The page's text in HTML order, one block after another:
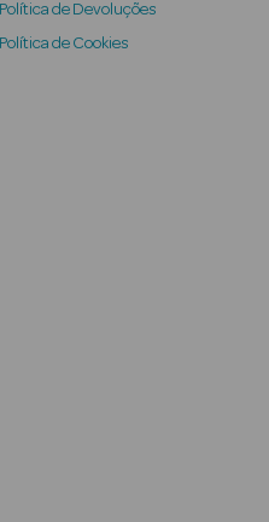
Política de Devoluções
Política de Cookies